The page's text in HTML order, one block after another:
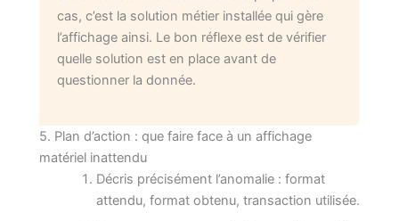
cas, c’est la solution métier installée qui gère
l’affichage ainsi. Le bon réflexe est de vérifier
quelle solution est en place avant de
questionner la donnée.
5. Plan d’action : que faire face à un affichage
matériel inattendu
Décris précisément l’anomalie : format
attendu, format obtenu, transaction utilisée.